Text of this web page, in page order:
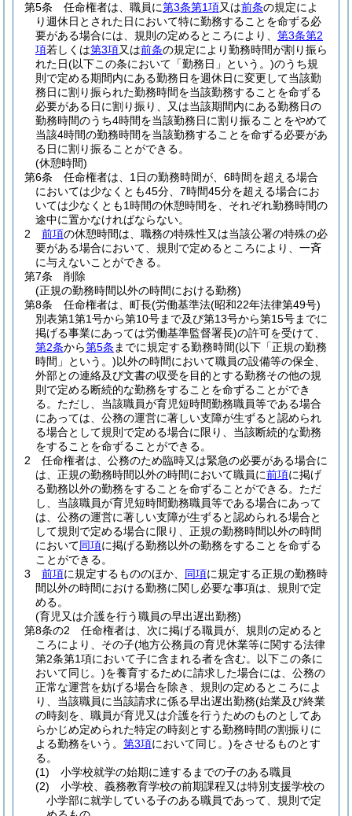
第5条
任命権者は、職員に第3条第1項又は前条の規定によ
り週休日とされた日において特に勤務することを命ずる必
要がある場合には、規則の定めるところにより、 第3条第2
項若しくは第3項又は前条の規定により勤務時間が割り振ら
れた日(以下この条において「勤務日」という。)のうち規
則で定める期間内にある勤務日を週休日に変更して当該勤
務日に割り振られた勤務時間を当該勤務することを命ずる
必要がある日に割り振り、又は当該期間内にある勤務日の
勤務時間のうち4時間を当該勤務日に割り振ることをやめて
当該4時間の勤務時間を当該勤務することを命ずる必要があ
る日に割り振ることができる。
(休憩時間)
第6条
任命権者は、1日の勤務時間が、6時間を超える場合
においては少なくとも45分、7時間45分を超える場合にお
いては少なくとも1時間の休憩時間を、それぞれ勤務時間の
途中に置かなければならない。
2
前項の休憩時間は、職務の特殊性又は当該公署の特殊の必
要がある場合において、規則で定めるところにより、一斉
に与えないことができる。
第7条
削除
(正規の勤務時間以外の時間における勤務)
第8条
任命権者は、町長(労働基準法(昭和22年法律第49号)
別表第1第1号から第10号まで及び第13号から第15号までに
掲げる事業にあっては労働基準監督署長)の許可を受けて、
第2条から第5条 までに規定する勤務時間(以下「正規の勤務
時間」という。)以外の時間において職員の設備等の保全、
外部との連絡及び文書の収受を目的とする勤務その他の規
則で定める断続的な勤務をすることを命ずることができ
る。 ただし、当該職員が育児短時間勤務職員等である場合
にあっては、公務の運営に著しい支障が生ずると認められ
る場合として規則で定める場合に限り、当該断続的な勤務
をすることを命ずることができる。
2
任命権者は、公務のため臨時又は緊急の必要がある場合に
は、正規の勤務時間以外の時間において職員に前項に掲げ
る勤務以外の勤務をすることを命ずることができる。 ただ
し、当該職員が育児短時間勤務職員等である場合にあって
は、公務の運営に著しい支障が生ずると認められる場合と
して規則で定める場合に限り、正規の勤務時間以外の時間
において同項に掲げる勤務以外の勤務をすることを命ずる
ことができる。
3
前項に規定するもののほか、 同項に規定する正規の勤務時
間以外の時間における勤務に関し必要な事項は、規則で定
める。
(育児又は介護を行う職員の早出遅出勤務)
第8条の2
任命権者は、次に掲げる職員が、規則の定めると
ころにより、その子(地方公務員の育児休業等に関する法律
第2条第1項において子に含まれる者を含む。以下この条に
おいて同じ。)を養育するために請求した場合には、公務の
正常な運営を妨げる場合を除き、規則の定めるところによ
り、当該職員に当該請求に係る早出遅出勤務(始業及び終業
の時刻を、職員が育児又は介護を行うためのものとしてあ
らかじめ定められた特定の時刻とする勤務時間の割振りに
よる勤務をいう。 第3項において同じ。)をさせるものとす
る。
(1)
小学校就学の始期に達するまでの子のある職員
(2)
小学校、義務教育学校の前期課程又は特別支援学校の
小学部に就学している子のある職員であって、規則で定